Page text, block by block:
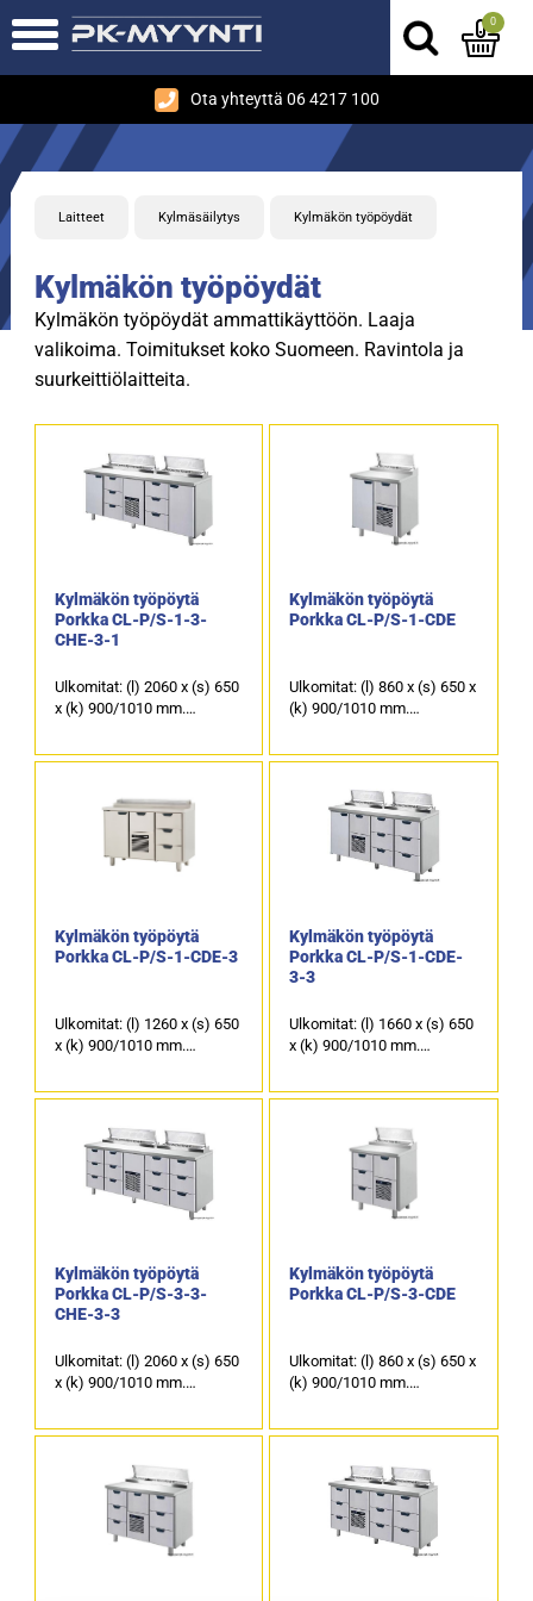
Ota yhteyttä 06 4217 100
0
Laitteet Kylmäsäilytys Kylmäkön työpöydät
Kylmäkön työpöydät
Kylmäkön työpöydät ammattikäyttöön. Laaja
valikoima. Toimitukset koko Suomeen. Ravintola ja
suurkeittiölaitteita.
Kylmäkön työpöytä
Porkka CL-P/S-1-3-
CHE-3-1
Ulkomitat: (l) 2060 x (s) 650
x (k) 900/1010 mm.
kallistettu kylmäkaukalo 5 x
150 astioille.
2 kpl kylmäkaappeja ja 6
kpl kylmävetolaatikoita,
joiden kapasiteetti on 6 x
Kylmäkön työpöytä
Porkka CL-P/S-1-CDE
Ulkomitat: (l) 860 x (s) 650 x
(k) 900/1010 mm.
kallistettu kylmäkaukalo 2 x
1 kpl kylmäkaappi ja 1 kpl
kylmävetolaatikko, jonka
kapasiteetti on GN 1/1-200.
Kylmäkön työpöytä
Porkka CL-P/S-1-CDE-3
Ulkomitat: (l) 1260 x (s) 650
x (k) 900/1010 mm.
kallistettu kylmäkaukalo 3 x
150 astioille.
1 kpl kylmäkaappi ja 4 kpl
kylmävetolaatikoita, joiden
kapasiteetti on 3 x GN 1/1-
150 GN ja 1 x GN 1/1-200.
Kylmäkön työpöytä
Porkka CL-P/S-1-CDE-
3-3
Ulkomitat: (l) 1660 x (s) 650
x (k) 900/1010 mm.
kallistettu kylmäkaukalo 4 x
1 kpl kylmäkaappi ja 7 kpl
kylmävetolaatikoita, joiden
kapasiteetti on 6 x GN 1/1-
150 GN ja 1 x GN 1/1-200.
Kylmäkön työpöytä
Porkka CL-P/S-3-3-
CHE-3-3
Ulkomitat: (l) 2060 x (s) 650
x (k) 900/1010 mm.
kallistettu kylmäkaukalo 5 x
150 astioille.
12 kpl kylmävetolaatikoita,
joiden kapasiteetti on GN
1/1-150 astioita.
Kylmäkön työpöytä
Porkka CL-P/S-3-CDE
Ulkomitat: (l) 860 x (s) 650 x
(k) 900/1010 mm.
kallistettu kylmäkaukalo 2 x
4 kpl kylmävetolaatikoita,
joiden kapasiteetti on 3 x
GN 1/1-150 GN ja 1 x GN
1/1-200.